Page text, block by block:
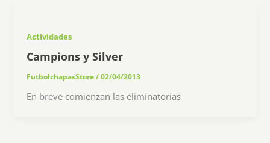
Actividades
Campions y Silver
FutbolchapasStore/02/04/2013
En breve comienzan las eliminatorias